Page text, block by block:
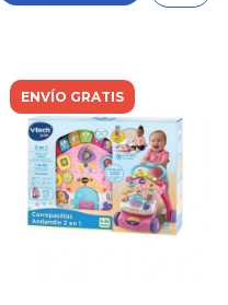
ENVÍO GRATIS